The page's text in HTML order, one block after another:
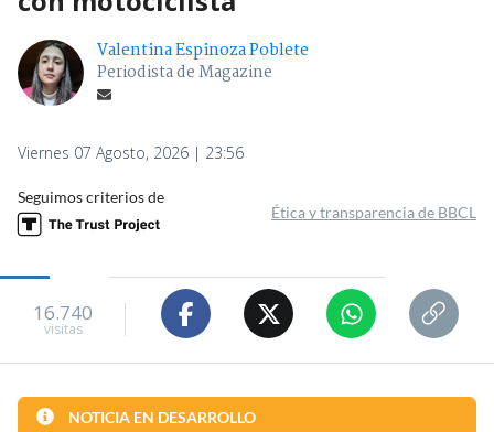
Valentina Espinoza Poblete
Periodista de Magazine
Viernes 07 Agosto, 2026 | 23:56
Seguimos criterios de
Ética y transparencia de BBCL
16.740
visitas
NOTICIA EN DESARROLLO